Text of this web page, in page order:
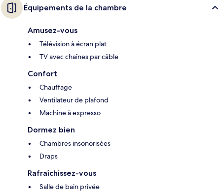
Équipements de la chambre
Amusez-vous
Télévision à écran plat
TV avec chaînes par câble
Confort
Chauffage
Ventilateur de plafond
Machine à expresso
Dormez bien
Chambres insonorisées
Draps
Rafraîchissez-vous
Salle de bain privée